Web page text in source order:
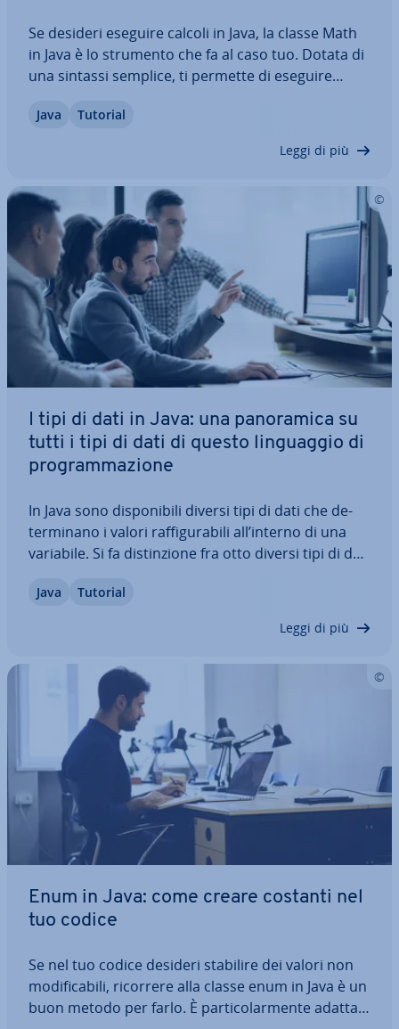
Se desideri eseguire calcoli in Java, la classe Math
in Java è lo strumento che fa al caso tuo. Dotata di
una sintassi semplice, ti permette di eseguire
logaritmi e ope­ra­zio­ni tri­go­no­me­tri­che. In questo
Java Tutorial
Leggi di più
I tipi di dati in Java: una pa­no­ra­mi­ca su
tutti i tipi di dati di questo lin­guag­gio di
pro­gram­ma­zio­ne
In Java sono di­spo­ni­bi­li diversi tipi di dati che de­
ter­mi­na­no i valori raf­fi­gu­ra­bi­li all’interno di una
variabile. Si fa di­stin­zio­ne fra otto diversi tipi di dati
Esistono inoltre numerosi altri tipi di dati
Java Tutorial
Leggi di più
Enum in Java: come creare costanti nel
tuo codice
Se nel tuo codice desideri stabilire dei valori non
mo­di­fi­ca­bi­li, ricorrere alla classe enum in Java è un
buon metodo per farlo. È par­ti­co­lar­men­te adatta a